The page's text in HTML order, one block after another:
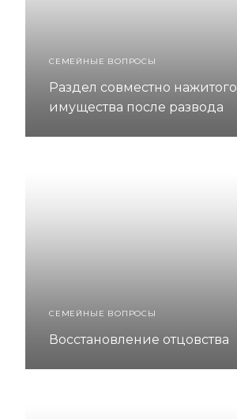
СЕМЕЙНЫЕ ВОПРОСЫ
Раздел совместно нажитого
имущества после развода
СЕМЕЙНЫЕ ВОПРОСЫ
Восстановление отцовства